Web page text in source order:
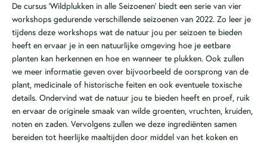
De cursus ‘Wildplukken in alle Seizoenen’ biedt een serie van vier
workshops gedurende verschillende seizoenen van 2022. Zo leer je
tijdens deze workshops wat de natuur jou per seizoen te bieden
heeft en ervaar je in een natuurlijke omgeving hoe je eetbare
planten kan herkennen en hoe en wanneer te plukken. Ook zullen
we meer informatie geven over bijvoorbeeld de oorsprong van de
plant, medicinale of historische feiten en ook eventuele toxische
details. Ondervind wat de natuur jou te bieden heeft en proef, ruik
en ervaar de originele smaak van wilde groenten, vruchten, kruiden,
noten en zaden. Vervolgens zullen we deze ingrediënten samen
bereiden tot heerlijke maaltijden door middel van het koken en